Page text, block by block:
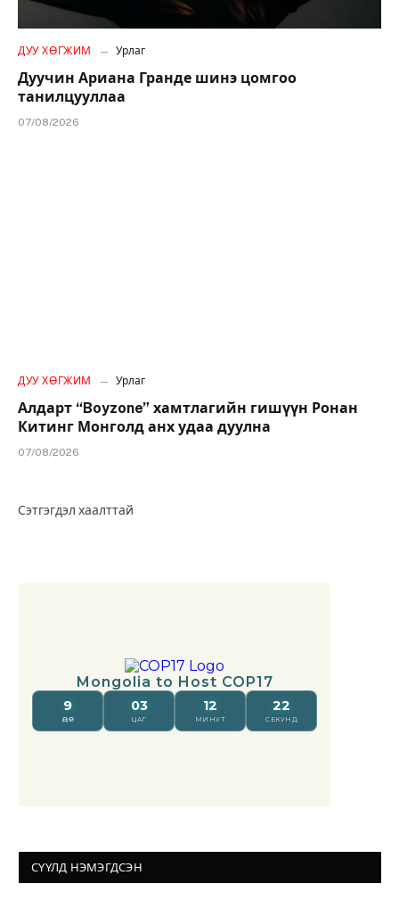
ДУУ ХӨГЖИМ Урлаг
Дуучин Ариана Гранде шинэ цомгоо
танилцууллаа
07/08/2026
ДУУ ХӨГЖИМ Урлаг
Алдарт “Boyzone” хамтлагийн гишүүн Ронан
Китинг Монголд анх удаа дуулна
07/08/2026
Сэтгэгдэл хаалттай
СҮҮЛД НЭМЭГДСЭН